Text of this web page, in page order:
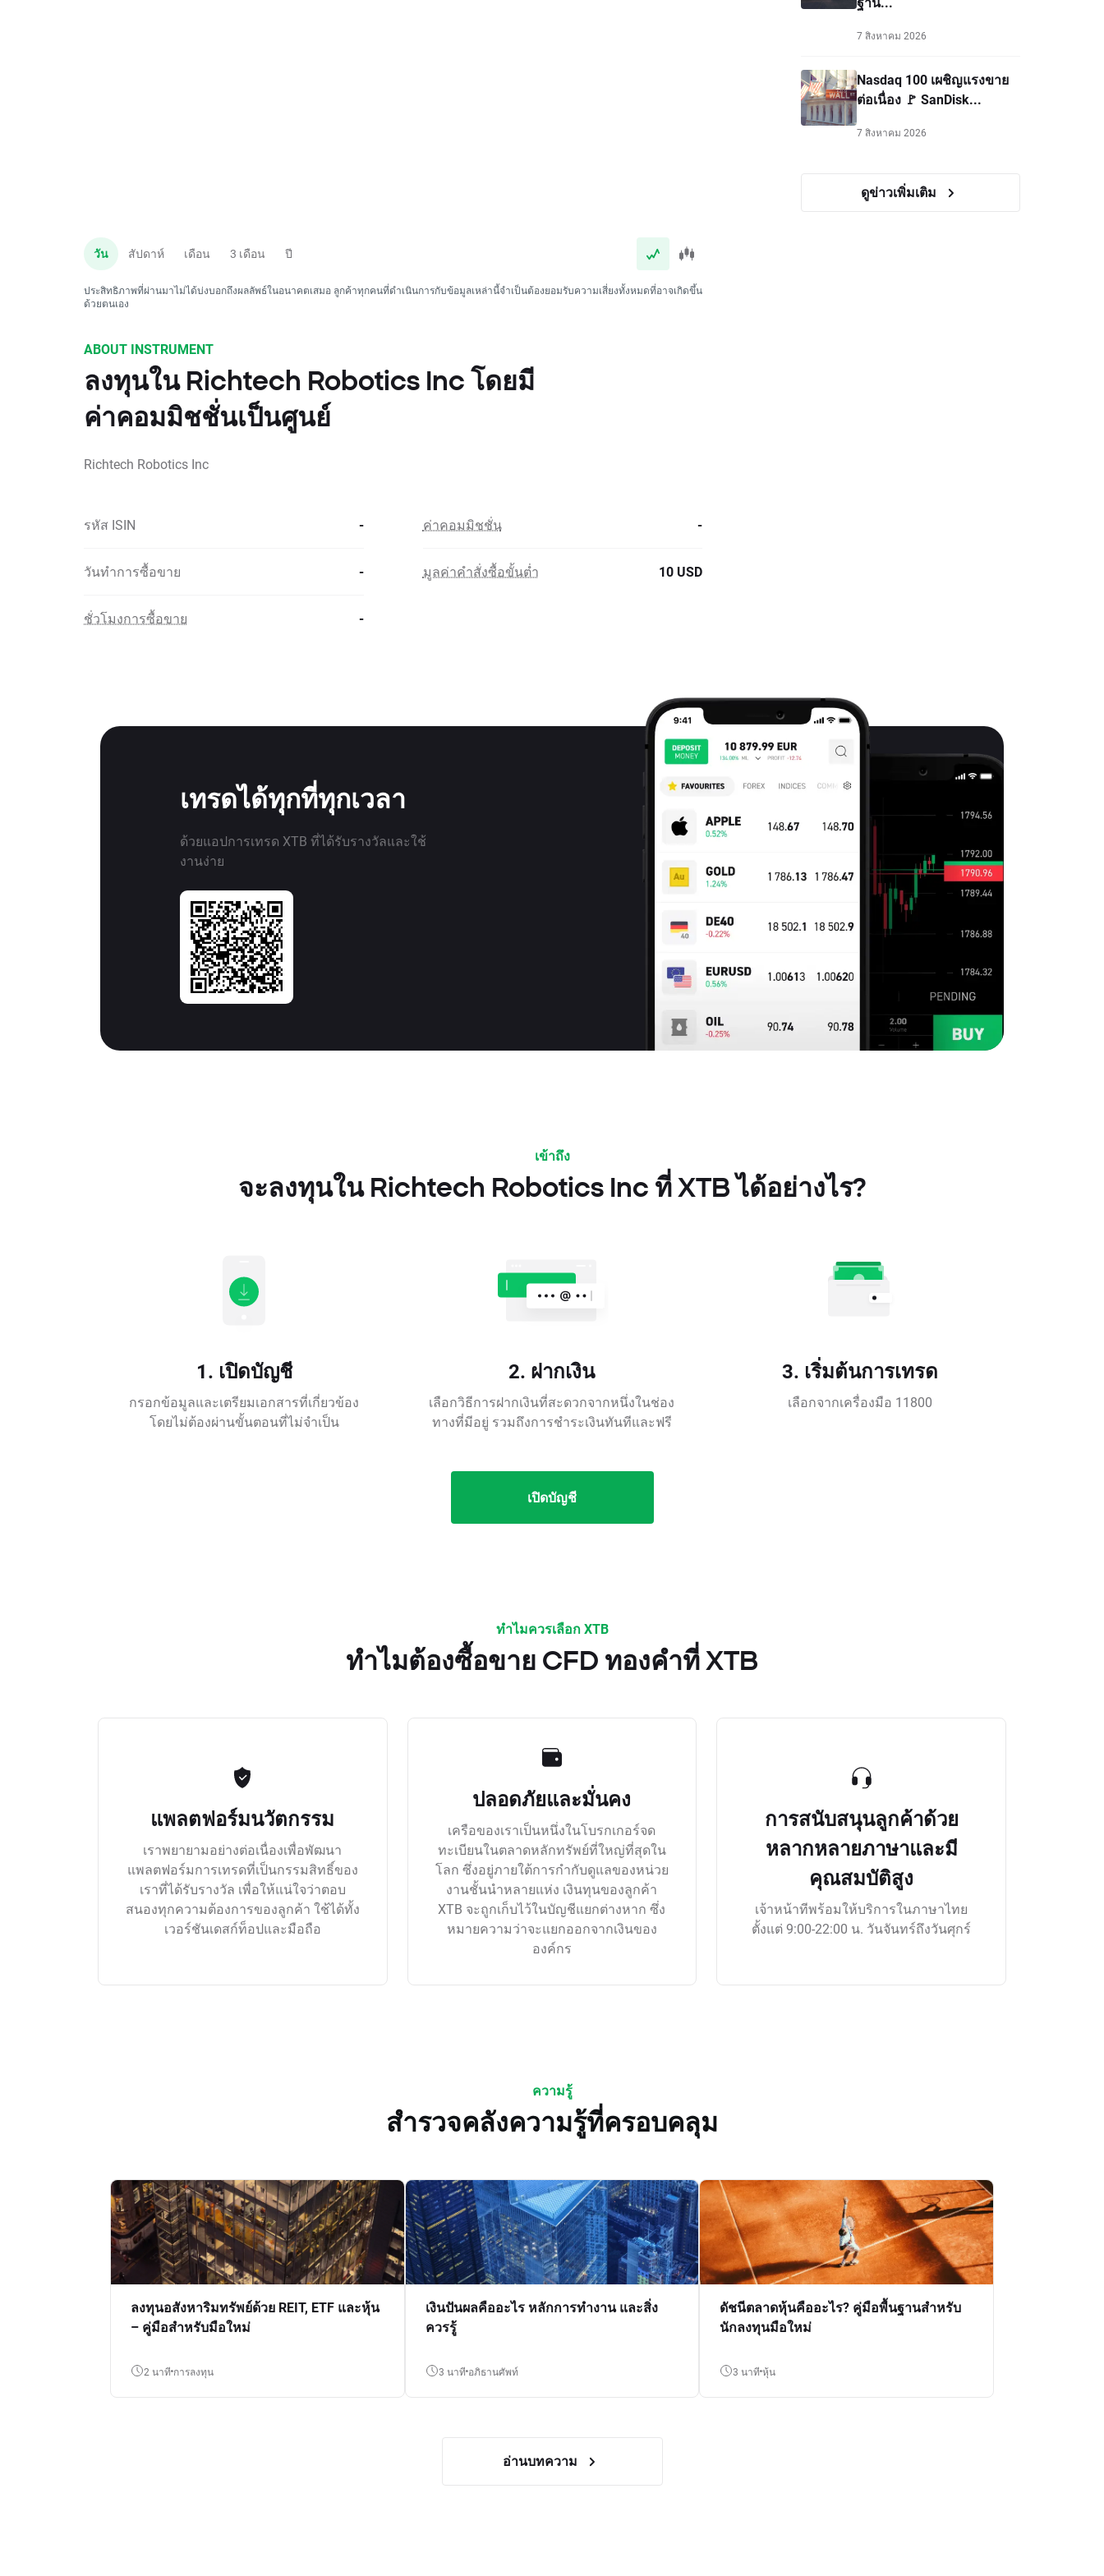
วัน สัปดาห์ เดือน 3 เดือน ปี
ประสิทธิภาพที่ผ่านมาไม่ได้บ่งบอกถึงผลลัพธ์ในอนาคตเสมอ ลูกค้าทุกคนที่ดำเนินการกับข้อมูลเหล่านี้จำเป็นต้องยอมรับความเสี่ยงทั้งหมดที่อาจเกิดขึ้น
ด้วยตนเอง
7 สิงหาคม 2026
Nasdaq 100 เผชิญแรงขาย
ต่อเนื่อง 🚩 SanDisk...
7 สิงหาคม 2026
ดูข่าวเพิ่มเติม
ABOUT INSTRUMENT
ลงทุนใน Richtech Robotics Inc โดยมี
ค่าคอมมิชชั่นเป็นศูนย์
Richtech Robotics Inc
รหัส ISIN - ค่าคอมมิชชั่น -
วันทำการซื้อขาย - มูลค่าคำสั่งซื้อขั้นต่ำ 10 USD
ชั่วโมงการซื้อขาย -
เทรดได้ทุกที่ทุกเวลา
ด้วยแอปการเทรด XTB ที่ได้รับรางวัลและใช้
งานง่าย
เข้าถึง
จะลงทุนใน Richtech Robotics Inc ที่ XTB ได้อย่างไร?
1. เปิดบัญชี
กรอกข้อมูลและเตรียมเอกสารที่เกี่ยวข้อง
โดยไม่ต้องผ่านขั้นตอนที่ไม่จำเป็น
2. ฝากเงิน
เลือกวิธีการฝากเงินที่สะดวกจากหนึ่งในช่อง
ทางที่มีอยู่ รวมถึงการชำระเงินทันทีและฟรี
3. เริ่มต้นการเทรด
เลือกจากเครื่องมือ 11800
เปิดบัญชี
ทำไมควรเลือก XTB
ทำไมต้องซื้อขาย CFD ทองคำที่ XTB
แพลตฟอร์มนวัตกรรม
เราพยายามอย่างต่อเนื่องเพื่อพัฒนา
แพลตฟอร์มการเทรดที่เป็นกรรมสิทธิ์ของ
เราที่ได้รับรางวัล เพื่อให้แน่ใจว่าตอบ
สนองทุกความต้องการของลูกค้า ใช้ได้ทั้ง
เวอร์ชันเดสก์ท็อปและมือถือ
ปลอดภัยและมั่นคง
เครือของเราเป็นหนึ่งในโบรกเกอร์จด
ทะเบียนในตลาดหลักทรัพย์ที่ใหญ่ที่สุดใน
โลก ซึ่งอยู่ภายใต้การกำกับดูแลของหน่วย
งานชั้นนำหลายแห่ง เงินทุนของลูกค้า
XTB จะถูกเก็บไว้ในบัญชีแยกต่างหาก ซึ่ง
หมายความว่าจะแยกออกจากเงินของ
องค์กร
การสนับสนุนลูกค้าด้วย
หลากหลายภาษาและมี
คุณสมบัติสูง
เจ้าหน้าทีพร้อมให้บริการในภาษาไทย
ตั้งแต่ 9:00-22:00 น. วันจันทร์ถึงวันศุกร์
ความรู้
สำรวจคลังความรู้ที่ครอบคลุม
ลงทุนอสังหาริมทรัพย์ด้วย REIT, ETF และหุ้น
– คู่มือสำหรับมือใหม่
2 นาที การลงทุน
เงินปันผลคืออะไร หลักการทำงาน และสิ่ง
ควรรู้
3 นาที อภิธานศัพท์
ดัชนีตลาดหุ้นคืออะไร? คู่มือพื้นฐานสำหรับ
นักลงทุนมือใหม่
3 นาที หุ้น
อ่านบทความ